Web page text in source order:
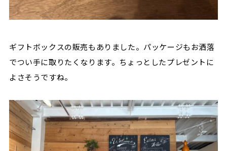
ギフトボックスの販売もありました。パッケージもお洒落
でつい手に取りたくなります。ちょっとしたプレゼントに
よさそうですね。